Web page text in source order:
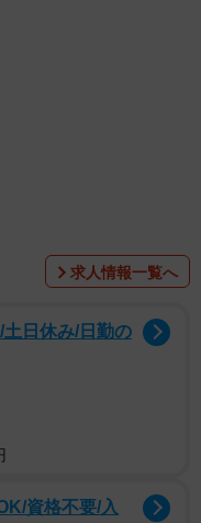
メージです（tokyo
求人情報一覧へ
日休み/日勤の
資格不要/入